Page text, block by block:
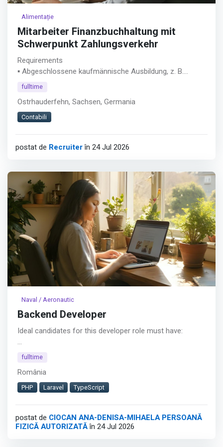
Alimentație
Mitarbeiter Finanzbuchhaltung mit
Schwerpunkt Zahlungsverkehr
Requirements
▪ Abgeschlossene kaufmännische Ausbildung, z. B.
Industriekaufmann/-frau, Bankkaufmann/-frau,
▪ Mindestens 5 Jahre Berufserfahrung im Bereich
Finanzbuchhaltung, Zahlungsverkehr oder
▪ Sicherer Umgang mit Buchhaltungssoftware
(idealerweise Addison, alternativ DATEV o. Ä.)
(vorzugsweise windata)
Afișează tot
fulltime
Ostrhauderfehn, Sachsen, Germania
Contabili
postat de Recruiterîn 24 Jul 2026
Naval / Aeronautic
Backend Developer
Ideal candidates for this developer role must have:
• Background in writing good and reliable applications
• An appetite for technology and for delivering quality
software products
• Curious about the business and the uses of
development work
fulltime
România
PHP Laravel TypeScript
postat de CIOCAN ANA-DENISA-MIHAELA PERSOANĂ
FIZICĂ AUTORIZATĂîn 24 Jul 2026